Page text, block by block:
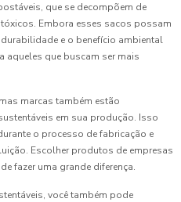
que se decompõem de
Embora esses sacos possam
e o benefício ambiental
aqueles que buscam ser mais
marcas também estão
em sua produção. Isso
o processo de fabricação e
Escolher produtos de empresas
fazer uma grande diferença.
você também pode